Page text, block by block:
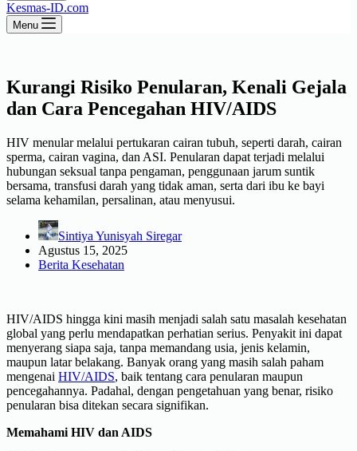
Kesmas-ID.com
Menu
Kurangi Risiko Penularan, Kenali Gejala
dan Cara Pencegahan HIV/AIDS
HIV menular melalui pertukaran cairan tubuh, seperti darah, cairan
sperma, cairan vagina, dan ASI. Penularan dapat terjadi melalui
hubungan seksual tanpa pengaman, penggunaan jarum suntik
bersama, transfusi darah yang tidak aman, serta dari ibu ke bayi
selama kehamilan, persalinan, atau menyusui.
Sintiya Yunisyah Siregar
Agustus 15, 2025
Berita Kesehatan
HIV/AIDS hingga kini masih menjadi salah satu masalah kesehatan
global yang perlu mendapatkan perhatian serius. Penyakit ini dapat
menyerang siapa saja, tanpa memandang usia, jenis kelamin,
maupun latar belakang. Banyak orang yang masih salah paham
mengenai HIV/AIDS, baik tentang cara penularan maupun
pencegahannya. Padahal, dengan pengetahuan yang benar, risiko
penularan bisa ditekan secara signifikan.
Memahami HIV dan AIDS